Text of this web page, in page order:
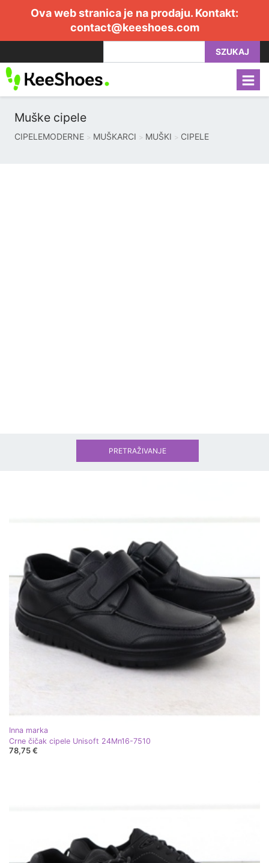
Ova web stranica je na prodaju. Kontakt:
contact@keeshoes.com
SZUKAJ
Muške cipele
CIPELEMODERNE MUŠKARCI MUŠKI CIPELE
Inna marka
Crne čičak cipele Unisoft 24Mn16-7510
78,75 €
PRETRAŽIVANJE